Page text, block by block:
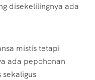
disekelilingnya ada
mistis tetapi
ada pepohonan
sekaligus